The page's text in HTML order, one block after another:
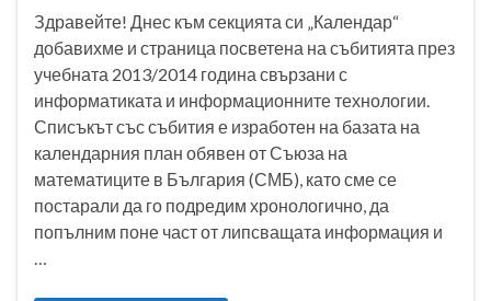
Здравейте! Днес към секцията си „Календар“
добавихме и страница посветена на събитията през
учебната 2013/2014 година свързани с
информатиката и информационните технологии.
Списъкът със събития е изработен на базата на
календарния план обявен от Съюза на
математиците в България (СМБ), като сме се
постарали да го подредим хронологично, да
попълним поне част от липсващата информация и
…